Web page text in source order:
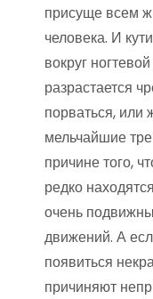
присуще всем
человека. И
вокруг
разрастается
порваться, или
мельчайшие
причине того,
редко
очень
движений. А
появиться
причиняют